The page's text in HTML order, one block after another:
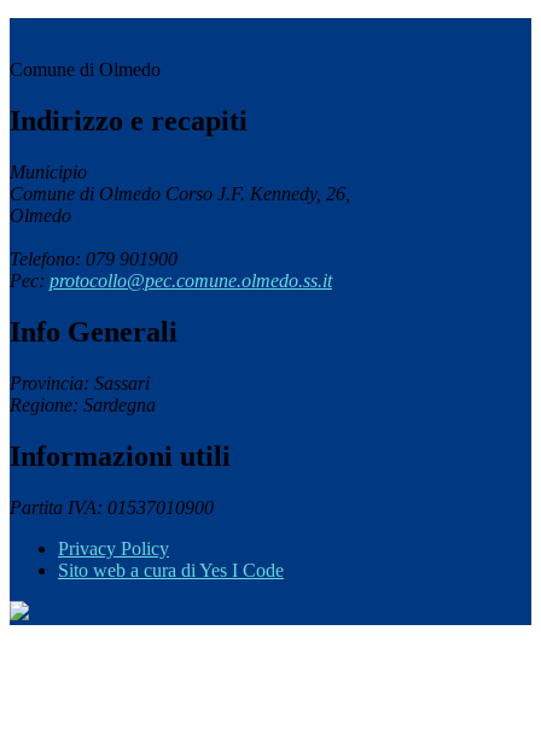
Comune di Olmedo
Indirizzo e recapiti
Municipio
Comune di Olmedo Corso J.F. Kennedy, 26,
Olmedo
Telefono: 079 901900
Pec: protocollo@pec.comune.olmedo.ss.it
Info Generali
Provincia: Sassari
Regione: Sardegna
Informazioni utili
Partita IVA: 01537010900
Privacy Policy
Sito web a cura di Yes I Code